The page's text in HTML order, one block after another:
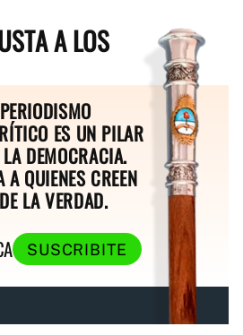
A LOS
ES UN PILAR
DEMOCRACIA.
A QUIENES CREEN
LA VERDAD.
SUSCRIBITE